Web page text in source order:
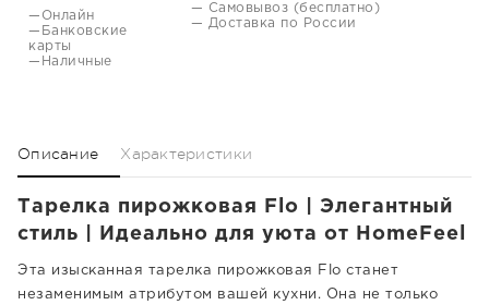
—Онлайн
—Банковские
карты
—Наличные
— Самовывоз (бесплатно)
— Доставка по России
Описание Характеристики
Тарелка пирожковая Flo | Элегантный
стиль | Идеально для уюта от HomeFeel
Эта изысканная тарелка пирожковая Flo станет
незаменимым атрибутом вашей кухни. Она не только